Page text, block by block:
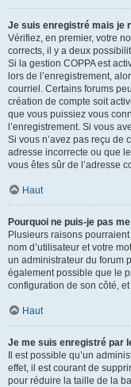
Je suis enregistré mais je
Vérifiez, en premier, votre
corrects, il y a deux
Si la gestion COPPA est
lors de l’enregistrement,
courriel. Certains forums
création de compte soit
que vous puissiez vous
l’enregistrement. Si vous
Si vous n’avez pas reçu de
adresse incorrecte ou que
vous êtes sûr de l’adresse
Haut
Pourquoi ne puis-je pas
Plusieurs raisons
nom d’utilisateur et votre
un administrateur du forum
également possible que le
configuration de son côté,
Haut
Je me suis enregistré par
Il est possible qu’un
effet, il est courant de
pour réduire la taille de la